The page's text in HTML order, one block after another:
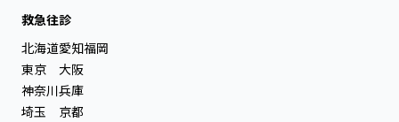
救急往診
北海道
東京
神奈川
埼玉
愛知
大阪
兵庫
京都
福岡